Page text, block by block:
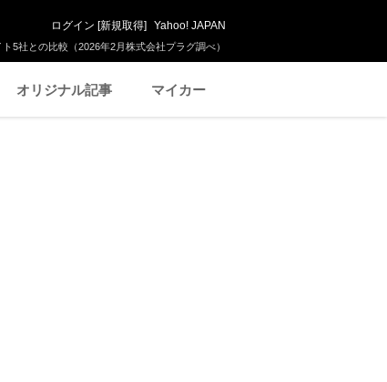
5社との比較（2026年2月株式会社プラグ調べ）
ログイン [新規取得] Yahoo! JAPAN
オリジナル記事 マイカー